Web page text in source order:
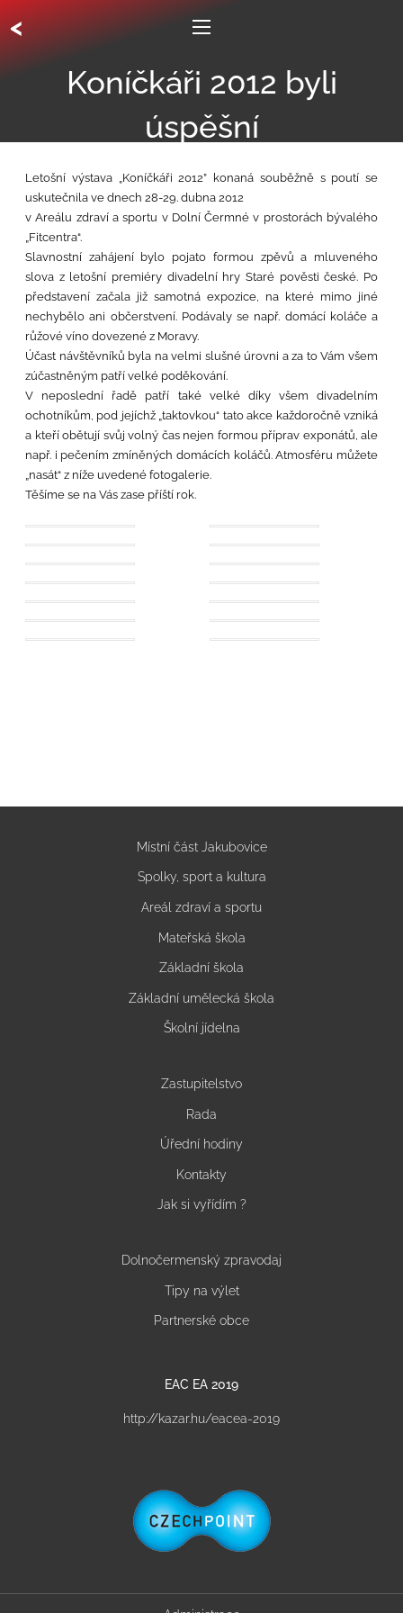
<
Koníčkáři 2012 byli
úspěšní
Letošní výstava „Koníčkáři 2012” konaná souběžně s poutí se
uskutečnila ve dnech 28-29. dubna 2012
v Areálu zdraví a sportu v Dolní Čermné v prostorách bývalého
„Fitcentra“.
Slavnostní zahájení bylo pojato formou zpěvů a mluveného
slova z letošní premiéry divadelní hry Staré pověsti české. Po
představení začala již samotná expozice, na které mimo jiné
nechybělo ani občerstvení. Podávaly se např. domácí koláče a
růžové víno dovezené z Moravy.
Účast návštěvníků byla na velmi slušné úrovni a za to Vám všem
zúčastněným patří velké poděkování.
V neposlední řadě patří také velké díky všem divadelním
ochotníkům, pod jejíchž „taktovkou“ tato akce každoročně vzniká
a kteří obětují svůj volný čas nejen formou příprav exponátů, ale
např. i pečením zmíněných domácích koláčů.Atmosféru můžete
„nasát“ z níže uvedené fotogalerie.
Těšíme se na Vás zase příští rok.
Místní část Jakubovice
Spolky, sport a kultura
Areál zdraví a sportu
Mateřská škola
Základní škola
Základní umělecká škola
Školní jídelna
Zastupitelstvo
Rada
Úřední hodiny
Kontakty
Jak si vyřídím ?
Dolnočermenský zpravodaj
Tipy na výlet
Partnerské obce
EAC EA 2019
http://kazar.hu/eacea-2019